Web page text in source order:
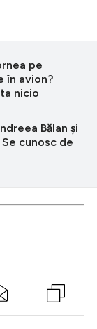
pe
în avion?
nicio
Bălan și
cunosc de